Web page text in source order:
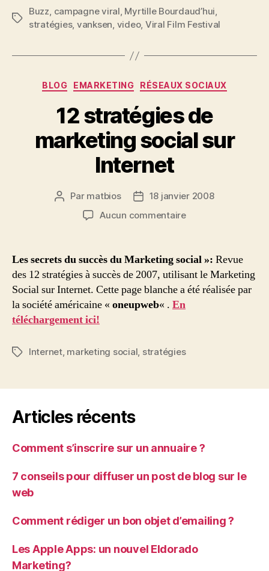
Étiquettes
Buzz, campagne viral, Myrtille Bourdaud’hui,
stratégies, vanksen, video, Viral Film Festival
Catégories
BLOG EMARKETING RÉSEAUX SOCIAUX
12 stratégies de
marketing social sur
Internet
Auteur
l’article
Par matbios
Date18 janvier 2008
Aucun commentairesur
de
social
sur
Internet
Les secrets du succès du Marketing social »: Revue
des 12 stratégies à succès de 2007, utilisant le Marketing
Social sur Internet. Cette page blanche a été réalisée par
la société américaine « oneupweb« . En
téléchargement ici!
Étiquettes
Internet, marketing social stratégies
Articles récents
Comment s’inscrire sur un annuaire ?
7 conseils pour diffuser un post de blog sur le
web
Comment rédiger un bon objet d’emailing ?
Les Apple Apps: un nouvel Eldorado
Marketing?